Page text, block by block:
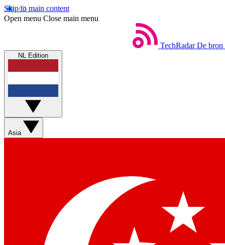
Skip to main content
Open menu Close main menu
TechRadar De bron
NL Edition
Asia